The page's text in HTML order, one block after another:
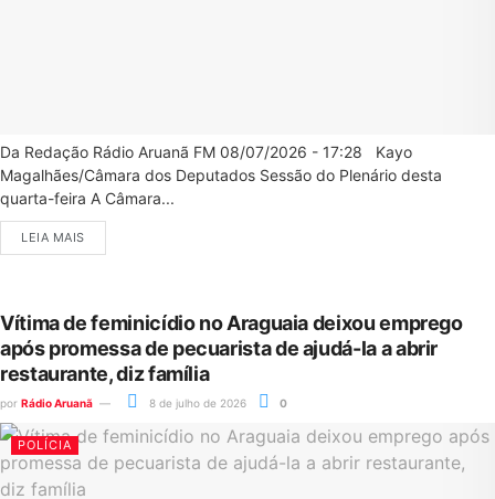
Da Redação Rádio Aruanã FM 08/07/2026 - 17:28 Kayo
Magalhães/Câmara dos Deputados Sessão do Plenário desta
quarta-feira A Câmara...
LEIA MAIS
Vítima de feminicídio no Araguaia deixou emprego
após promessa de pecuarista de ajudá-la a abrir
restaurante, diz família
por Rádio Aruanã 8 de julho de 2026 0
POLÍCIA